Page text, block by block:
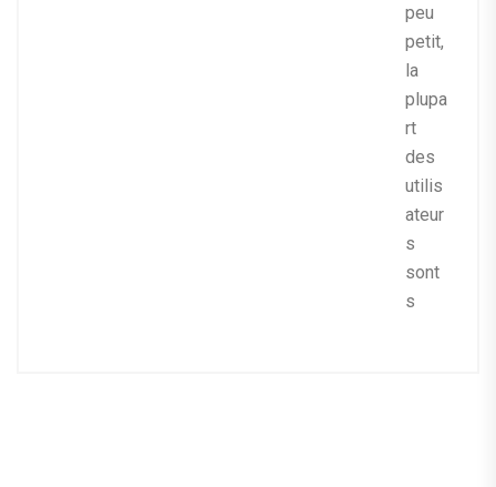
peu
petit,
la
plupa
rt
des
utilis
ateur
s
sont
s